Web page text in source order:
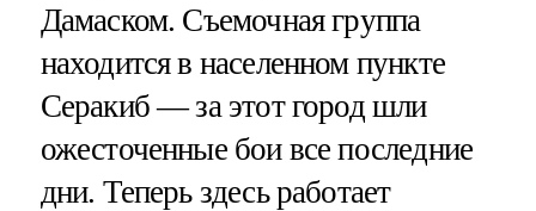
Дамаском. Съемочная группа
находится в населенном пункте
Серакиб — за этот город шли
ожесточенные бои все последние
дни. Теперь здесь работает